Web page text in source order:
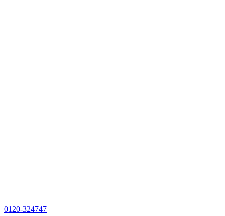
0120-324747